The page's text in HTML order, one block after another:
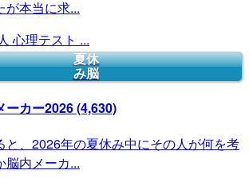
が本当に求...
心理テスト ...
夏休
み脳
ーカー2026(4,630)
と、2026年の夏休み中にその人が何を考
脳内メーカ...